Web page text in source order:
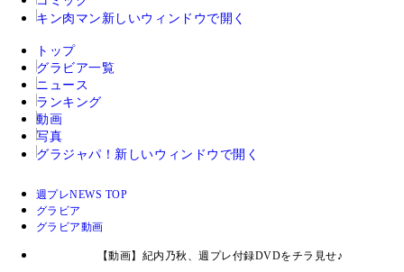
キン肉マン 新しいウィンドウで開く
トップ
グラビア一覧
ニュース
ランキング
動画
写真
グラジャパ！ 新しいウィンドウで開く
週プレNEWS TOP
グラビア
グラビア動画
【動画】紀内乃秋、週プレ付録DVDをチラ見せ♪